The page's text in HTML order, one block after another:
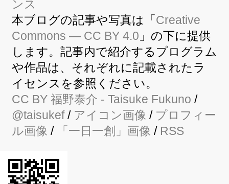
本ブログの記事や写真は「 Creative
Commons — CC BY 4.0 」の下に提供
します。記事内で紹介するプログラム
や作品は、それぞれに記載されたラ
イセンスを参照ください。
CC BY 福野泰介 - Taisuke Fukuno /
@taisukef/ アイコン画像 / プロフィー
ル画像 / 「一日一創」画像 / RSS